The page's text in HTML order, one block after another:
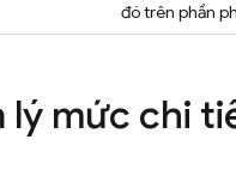
đó trên phần
lý mức chi